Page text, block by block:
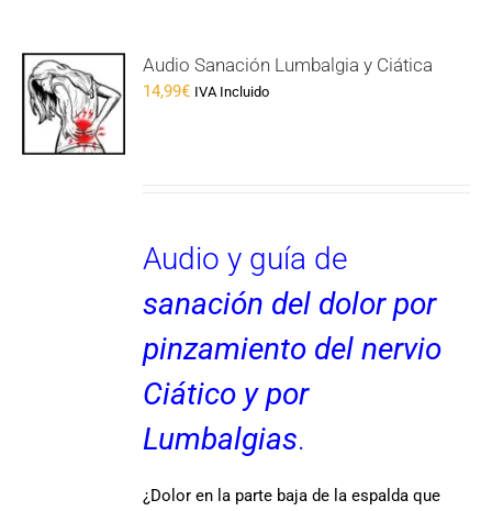
Audio Sanación Lumbalgia y Ciática
14,99€ IVA Incluido
Audio y guía de
sanación del dolor por
pinzamiento del nervio
Ciático y por
Lumbalgias.
¿Dolor en la parte baja de la espalda que